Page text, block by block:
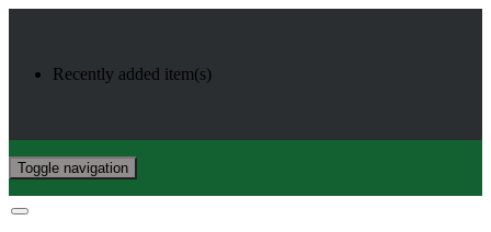
Recently added item(s)
Toggle navigation